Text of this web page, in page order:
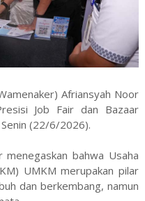
Afriansyah Noor
Job Fair dan Bazaar
(22/6/2026).
menegaskan bahwa Usaha
UMKM merupakan pilar
dan berkembang, namun